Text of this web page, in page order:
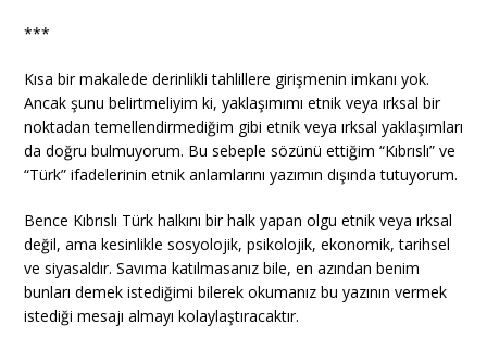
***
Kısa bir makalede derinlikli tahlillere girişmenin imkanı yok.
Ancak şunu belirtmeliyim ki, yaklaşımımı etnik veya ırksal bir
noktadan temellendirmediğim gibi etnik veya ırksal yaklaşımları
da doğru bulmuyorum. Bu sebeple sözünü ettiğim “Kıbrıslı” ve
“Türk” ifadelerinin etnik anlamlarını yazımın dışında tutuyorum.
Bence Kıbrıslı Türk halkını bir halk yapan olgu etnik veya ırksal
değil, ama kesinlikle sosyolojik, psikolojik, ekonomik, tarihsel
ve siyasaldır. Savıma katılmasanız bile, en azından benim
bunları demek istediğimi bilerek okumanız bu yazının vermek
istediği mesajı almayı kolaylaştıracaktır.